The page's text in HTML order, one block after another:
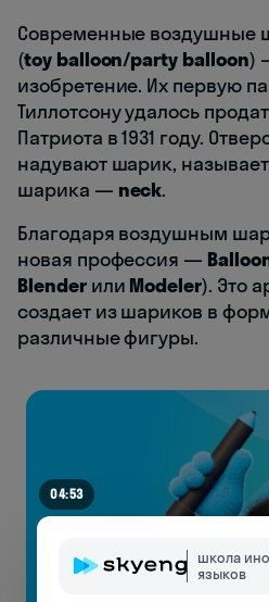
Современные воздушные
(toy balloon/party balloon)
изобретение. Их первую
Тиллотсону удалось
Патриота в 1931 году.
надувают шарик,
шарика — neck.
Благодаря воздушным
новая профессия —
Blenderили Modeler). Это
создает из шариков в
различные фигуры.
04:48
школа
языков